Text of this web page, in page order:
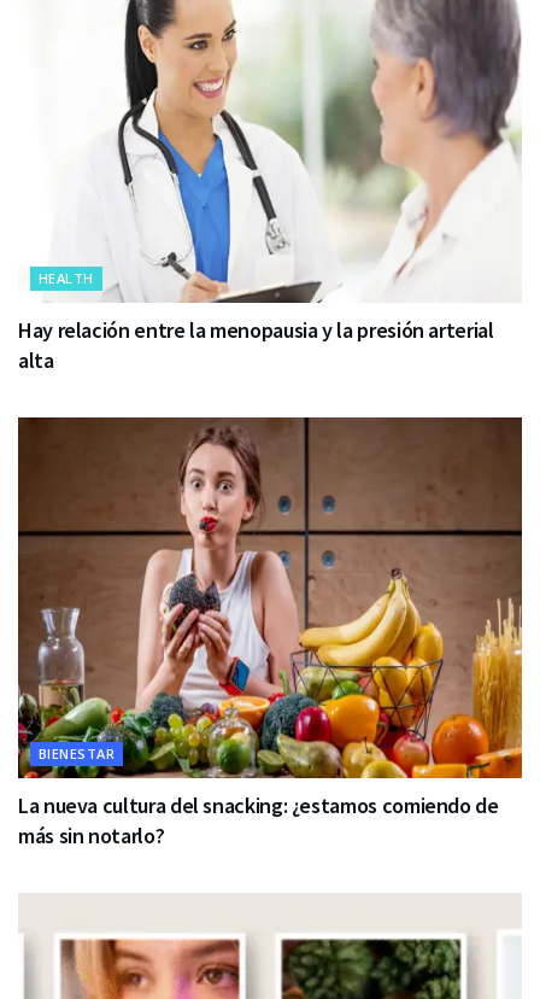
HEALTH
Hay relación entre la menopausia y la presión arterial
alta
BIENESTAR
La nueva cultura del snacking: ¿estamos comiendo de
más sin notarlo?